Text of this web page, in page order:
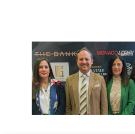
←Prec.